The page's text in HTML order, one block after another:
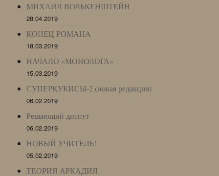
МИХАИЛ ВОЛЬКЕНШТЕЙН
28.04.2019
КОНЕЦ РОМАНА
18.03.2019
НАЧАЛО «МОНОЛОГА»
15.03.2019
СУПЕРКУКИСЫ-2 (новая редакция)
06.02.2019
Решающий диспут
06.02.2019
НОВЫЙ УЧИТЕЛЬ!
05.02.2019
ТЕОРИЯ АРКАДИЯ